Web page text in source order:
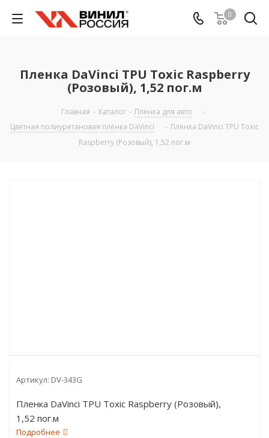
0
Пленка DaVinci TPU Toxic Raspberry
(Розовый), 1,52 пог.м
Главная - Каталог - Пленка для авто
-
Цветная полиуретановая плёнка DaVinci
- Пленка DaVinci TPU Toxic
Raspberry (Розовый), 1,52 пог.м
Артикул: DV-343G
Пленка DaVinci TPU Toxic Raspberry (Розовый),
1,52 пог.м
Подробнее